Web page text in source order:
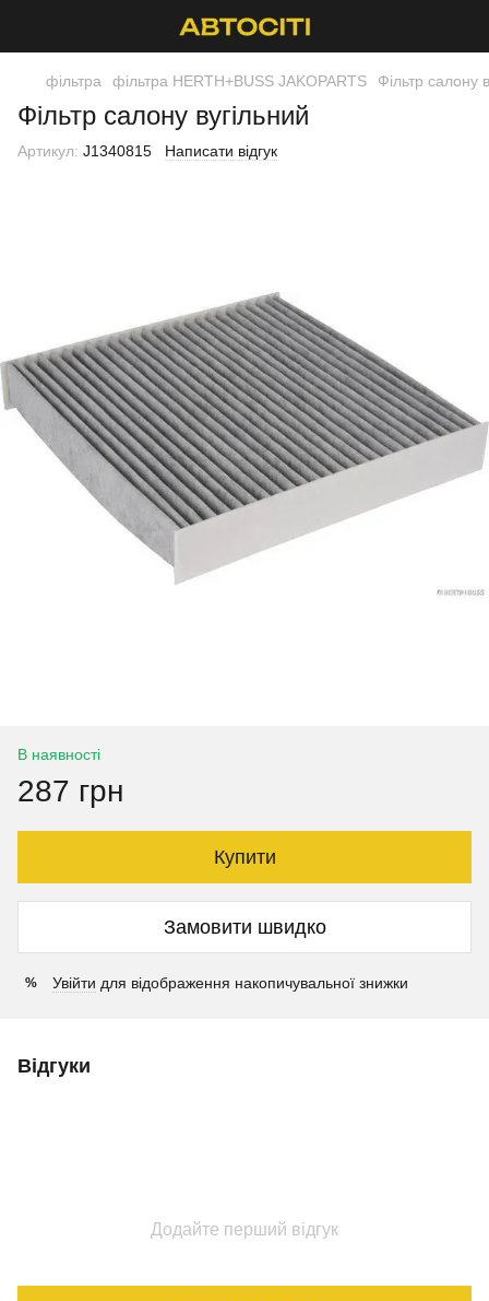
фільтра фільтра HERTH+BUSS JAKOPARTS Фільтр салону
Фільтр салону вугільний
Артикул: J1340815 Написати відгук
В наявності
287 грн
Купити
Замовити швидко
% Увійти для відображення накопичувальної знижки
Відгуки
Додайте перший відгук